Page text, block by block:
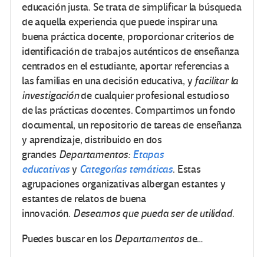
educación justa. Se trata de simplificar la búsqueda
de aquella experiencia que puede inspirar una
buena práctica docente, proporcionar criterios de
identificación de trabajos auténticos de enseñanza
centrados en el estudiante, aportar referencias a
las familias en una decisión educativa, y facilitar la
investigaciónde cualquier profesional estudioso
de las prácticas docentes. Compartimos un fondo
documental, un repositorio de tareas de enseñanza
y aprendizaje, distribuido en dos
grandes Departamentos: Etapas
educativasy Categorías temáticas. Estas
agrupaciones organizativas albergan estantes y
estantes de relatos de buena
innovación. Deseamos que pueda ser de utilidad.
Puedes buscar en los Departamentosde…